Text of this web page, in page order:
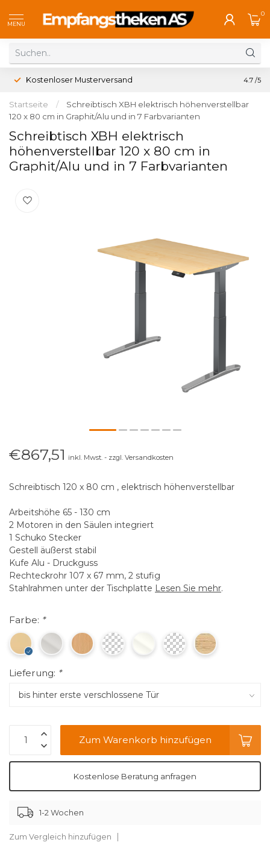
MENU
0
Kostenloser Musterversand 4.7 /5
Startseite /
Schreibtisch XBH elektrisch höhenverstellbar
120 x 80 cm in Graphit/Alu und in 7 Farbvarianten
Schreibtisch XBH elektrisch
höhenverstellbar 120 x 80 cm in
Graphit/Alu und in 7 Farbvarianten
€867,51 inkl. Mwst. - zzgl. Versandkosten
Schreibtisch 120 x 80 cm , elektrisch höhenverstellbar
Arbeitshöhe 65 - 130 cm
2 Motoren in den Säulen integriert
1 Schuko Stecker
Gestell äußerst stabil
Kufe Alu - Druckguss
Rechteckrohr 107 x 67 mm, 2 stufig
Stahlrahmen unter der Tischplatte Lesen Sie mehr.
Farbe: *
Lieferung: *
Zum Warenkorb hinzufügen
Kostenlose Beratung anfragen
1-2 Wochen
Zum Vergleich hinzufügen